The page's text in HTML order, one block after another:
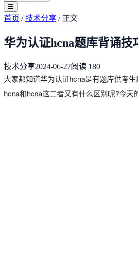
☰
首页 /技术分享 / 正文
华为认证hcna题库背诵技
技术分享2024-06-27阅读 180
大家都知道华为认证hcna是有题库供考
hcna和hcna这二者又有什么区别呢?今天